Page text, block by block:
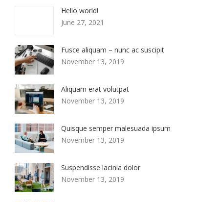
Hello world!
June 27, 2021
Fusce aliquam – nunc ac suscipit
November 13, 2019
Aliquam erat volutpat
November 13, 2019
Quisque semper malesuada ipsum
November 13, 2019
Suspendisse lacinia dolor
November 13, 2019